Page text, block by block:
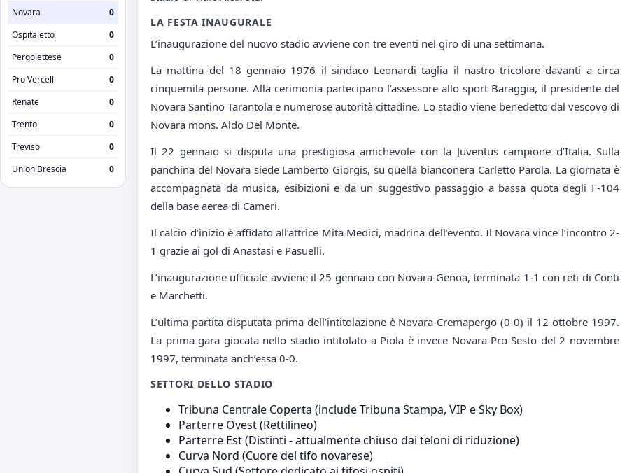
Novara
0
Ospitaletto
0
Pergolettese
0
Pro Vercelli
0
Renate
0
Trento
0
Treviso
0
Union Brescia
0
LA FESTA INAUGURALE
L’inaugurazione del nuovo stadio avviene con tre eventi nel giro di una settimana.
La mattina del 18 gennaio 1976 il sindaco Leonardi taglia il nastro tricolore davanti a circa
cinquemila persone. Alla cerimonia partecipano l’assessore allo sport Baraggia, il presidente del
Novara Santino Tarantola e numerose autorità cittadine. Lo stadio viene benedetto dal vescovo di
Novara mons. Aldo Del Monte.
Il 22 gennaio si disputa una prestigiosa amichevole con la Juventus campione d’Italia. Sulla
panchina del Novara siede Lamberto Giorgis, su quella bianconera Carletto Parola. La giornata è
accompagnata da musica, esibizioni e da un suggestivo passaggio a bassa quota degli F-104
della base aerea di Cameri.
Il calcio d’inizio è affidato all’attrice Mita Medici, madrina dell’evento. Il Novara vince l’incontro 2-
1 grazie ai gol di Anastasi e Pasuelli.
L’inaugurazione ufficiale avviene il 25 gennaio con Novara-Genoa, terminata 1-1 con reti di Conti
e Marchetti.
L’ultima partita disputata prima dell’intitolazione è Novara-Cremapergo (0-0) il 12 ottobre 1997.
La prima gara giocata nello stadio intitolato a Piola è invece Novara-Pro Sesto del 2 novembre
1997, terminata anch’essa 0-0.
SETTORI DELLO STADIO
Tribuna Centrale Coperta (include Tribuna Stampa, VIP e Sky Box)
Parterre Ovest(Rettilineo)
Parterre Est(Distinti - attualmente chiuso dai teloni di riduzione)
Curva Nord (Cuore del tifo novarese)